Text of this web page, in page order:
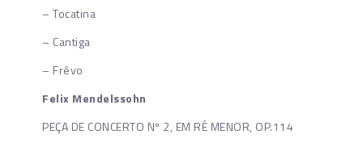
– Tocatina
– Cantiga
– Frêvo
Felix Mendelssohn
PEÇA DE CONCERTO Nº 2, EM RÉ MENOR, OP.114